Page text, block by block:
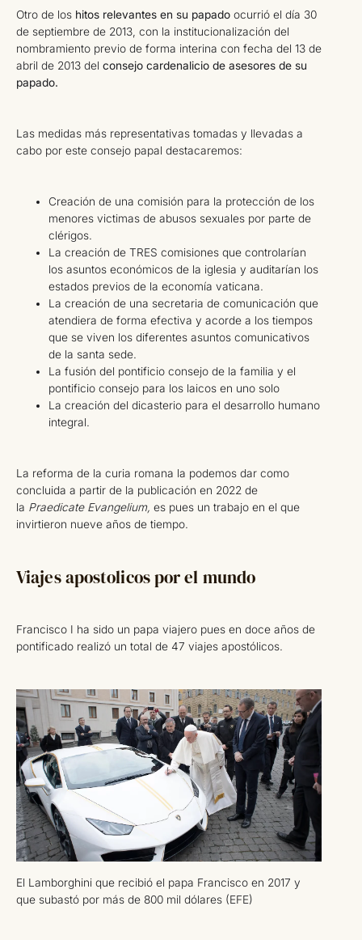
Otro de los hitos relevantes en su papado ocurrió el día 30
de septiembre de 2013, con la institucionalización del
nombramiento previo de forma interina con fecha del 13 de
abril de 2013 del consejo cardenalicio de asesores de su
papado.
Las medidas más representativas tomadas y llevadas a
cabo por este consejo papal destacaremos:
Creación de una comisión para la protección de los
menores victimas de abusos sexuales por parte de
clérigos.
La creación de TRES comisiones que controlarían
los asuntos económicos de la iglesia y auditarían los
estados previos de la economía vaticana.
La creación de una secretaria de comunicación que
atendiera de forma efectiva y acorde a los tiempos
que se viven los diferentes asuntos comunicativos
de la santa sede.
La fusión del pontificio consejo de la familia y el
pontificio consejo para los laicos en uno solo
La creación del dicasterio para el desarrollo humano
integral.
La reforma de la curia romana la podemos dar como
concluida a partir de la publicación en 2022 de
la Praedicate Evangelium, es pues un trabajo en el que
invirtieron nueve años de tiempo.
Viajes apostolicos por el mundo
Francisco I ha sido un papa viajero pues en doce años de
pontificado realizó un total de 47 viajes apostólicos.
El Lamborghini que recibió el papa Francisco en 2017 y
que subastó por más de 800 mil dólares (EFE)